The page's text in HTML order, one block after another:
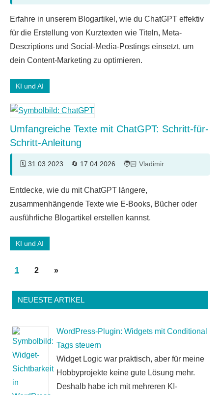
Kommentar
Erfahre in unserem Blogartikel, wie du ChatGPT effektiv
für die Erstellung von Kurztexten wie Titeln, Meta-
Descriptions und Social-Media-Postings einsetzt, um
dein Content-Marketing zu optimieren.
KI und AI
Umfangreiche Texte mit ChatGPT: Schritt-für-
Schritt-Anleitung
31.03.2023 17.04.2026 Vladimir
Entdecke, wie du mit ChatGPT längere,
zusammenhängende Texte wie E-Books, Bücher oder
ausführliche Blogartikel erstellen kannst.
KI und AI
Seitennummerierung
Beiträge
1 2
Nächste
»
NEUESTE ARTIKEL
WordPress-Plugin: Widgets mit Conditional
Tags steuern
Widget Logic war praktisch, aber für meine
Hobbyprojekte keine gute Lösung mehr.
Deshalb habe ich mit mehreren KI-